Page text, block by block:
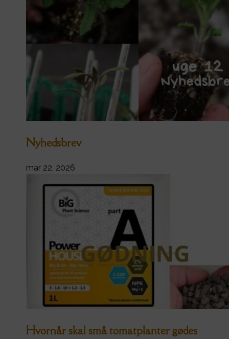
Nyhedsbrev
mar 22, 2026
Hvornår skal små tomatplanter gødes